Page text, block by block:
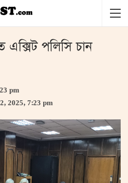
এক্সিট পলিসি চান
pm
2025, 7:23 pm